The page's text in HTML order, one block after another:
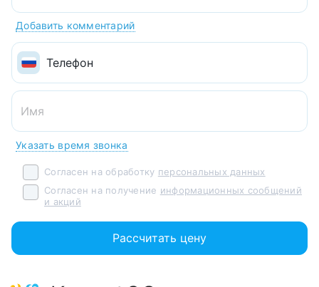
Добавить комментарий
Указать время звонка
Согласен на обработку персональных данных
Согласен на получение информационных сообщений
и акций
Рассчитать цену